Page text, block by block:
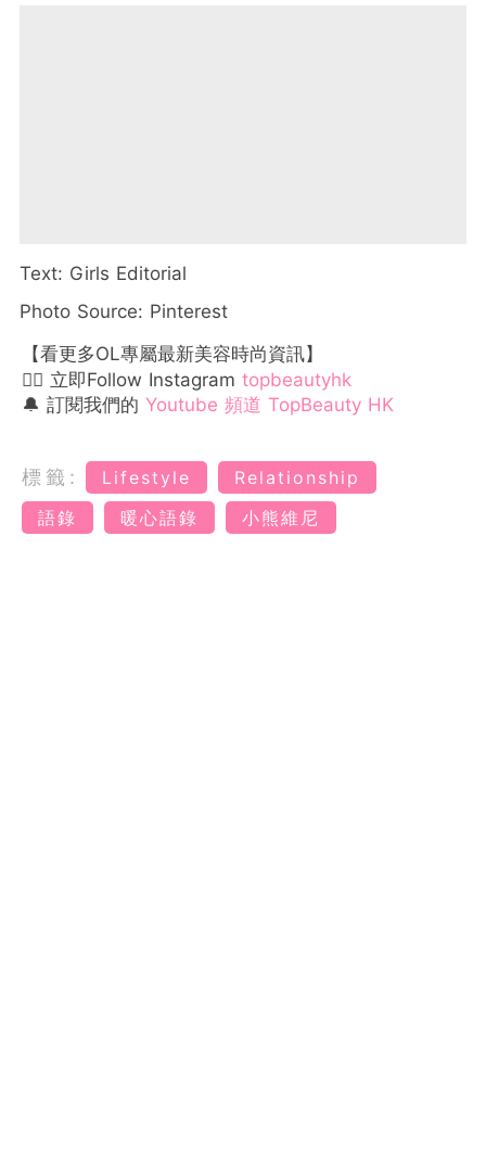
Text: Girls Editorial
Photo Source: Pinterest
【看更多OL專屬最新美容時尚資訊】
👉🏻 立即Follow Instagram topbeautyhk
🔔 訂閱我們的 Youtube 頻道 TopBeauty HK
標籤: Lifestyle
Relationship
語錄
暖心語錄 小熊維尼